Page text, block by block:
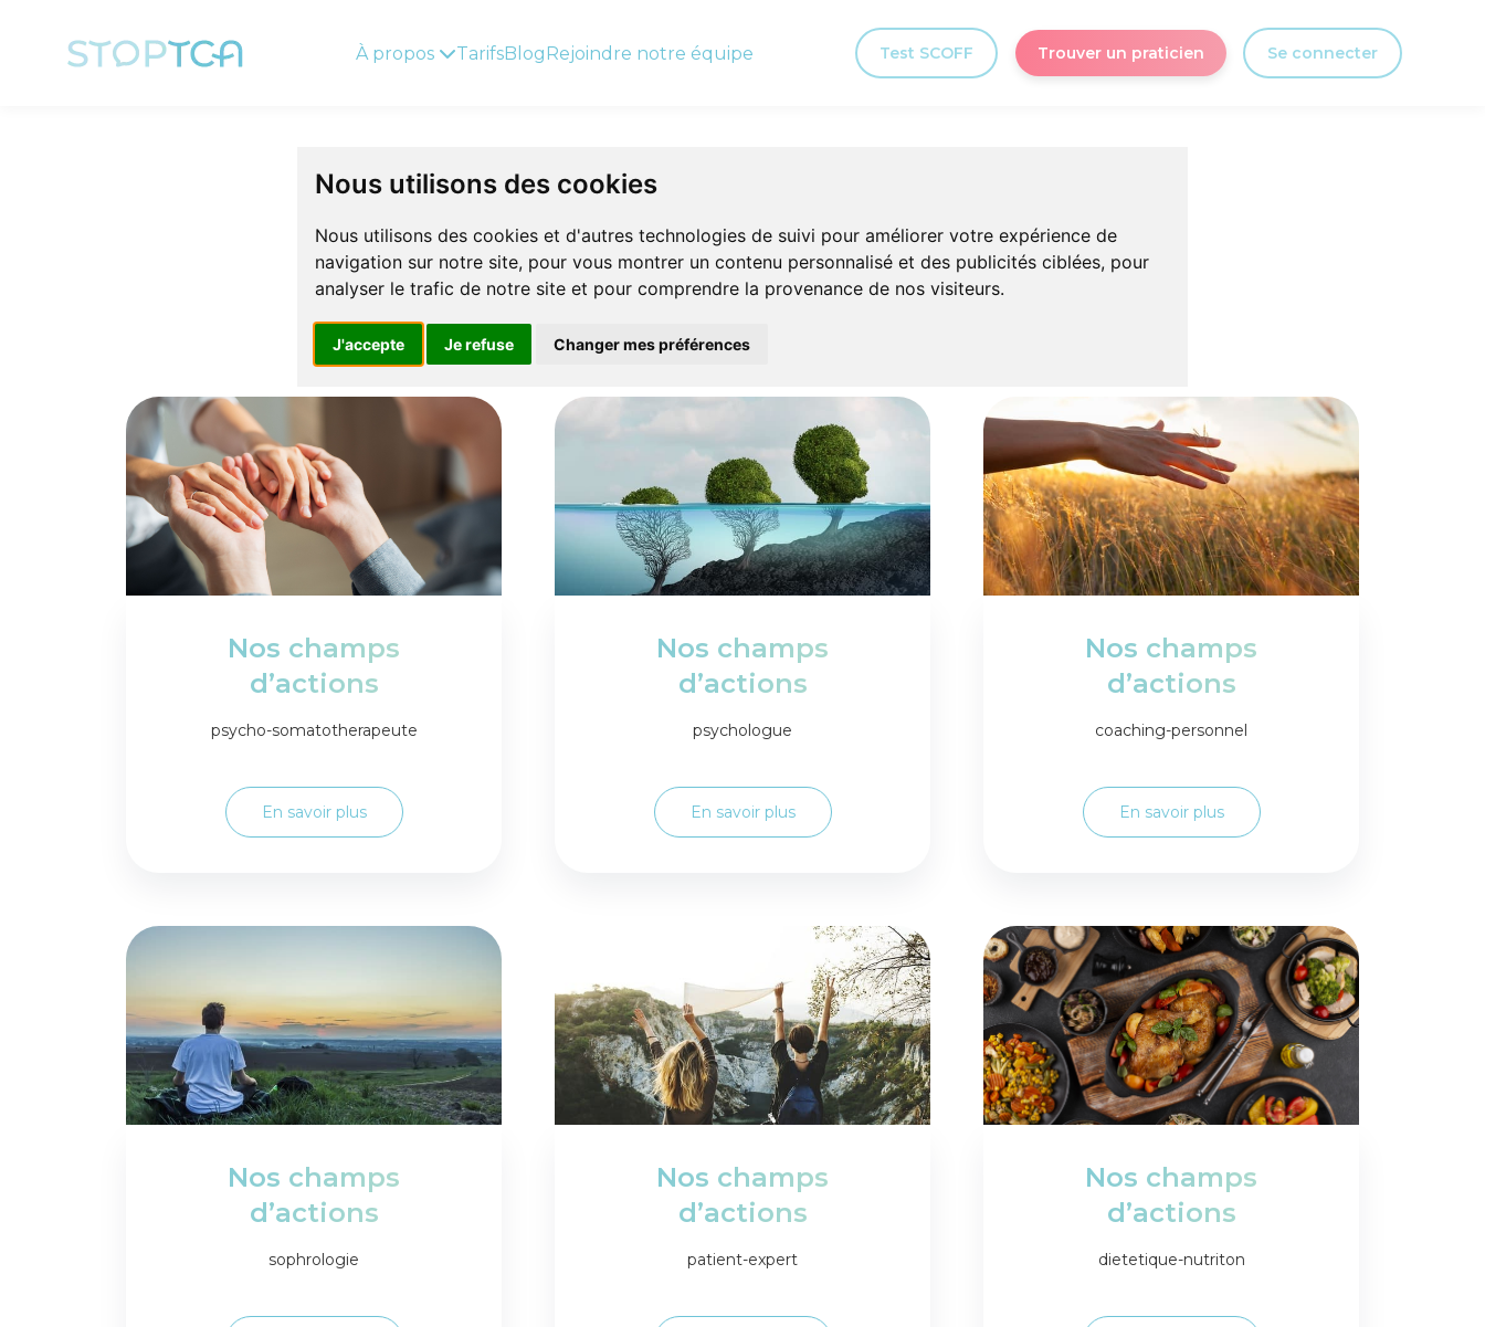
Nous utilisons des cookies
Nous utilisons des cookies et d'autres technologies de suivi pour améliorer votre expérience de
navigation sur notre site, pour vous montrer un contenu personnalisé et des publicités ciblées, pour
analyser le trafic de notre site et pour comprendre la provenance de nos visiteurs.
J'accepte Je refuse Changer mes préférences
À propos TarifsBlogRejoindre notre équipe Test SCOFF Trouver un praticien Se connecter
Nos champs d’actions
Nous offrons plus qu'un simple accompagnement ;
Nous proposons une voie vers la compréhension, l'acceptation et la guérison.
Notre objectif est de briser le cycle de l'isolement en créant une communauté forte et
Nos champs
d’actions
psycho-somatotherapeute
En savoir plus
Nos champs
d’actions
psychologue
En savoir plus
Nos champs
d’actions
coaching-personnel
En savoir plus
Nos champs
d’actions
sophrologie
Nos champs
d’actions
patient-expert
Nos champs
d’actions
dietetique-nutriton